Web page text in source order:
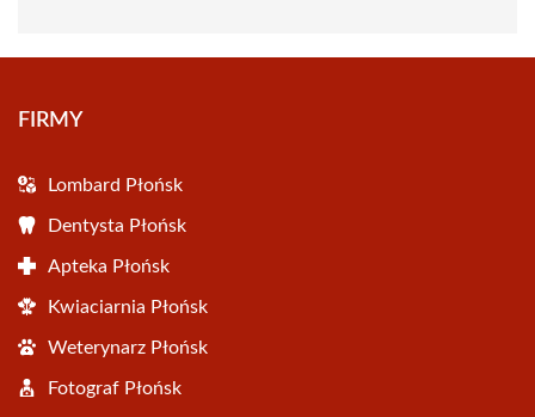
FIRMY
Lombard Płońsk
Dentysta Płońsk
Apteka Płońsk
Kwiaciarnia Płońsk
Weterynarz Płońsk
Fotograf Płońsk